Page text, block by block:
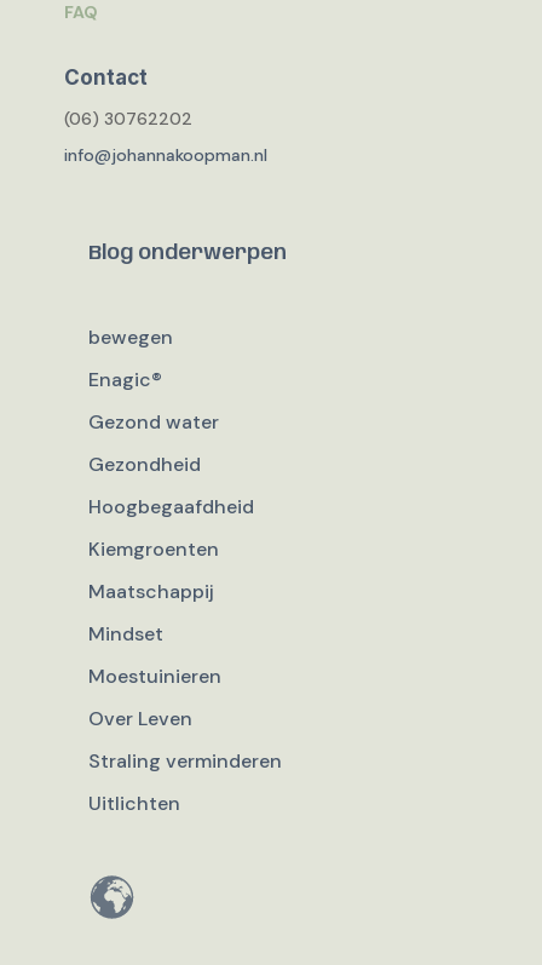
FAQ
Contact
(06) 30762202
info@johannakoopman.nl
Blog onderwerpen
bewegen
Enagic®
Gezond water
Gezondheid
Hoogbegaafdheid
Kiemgroenten
Maatschappij
Mindset
Moestuinieren
Over Leven
Straling verminderen
Uitlichten